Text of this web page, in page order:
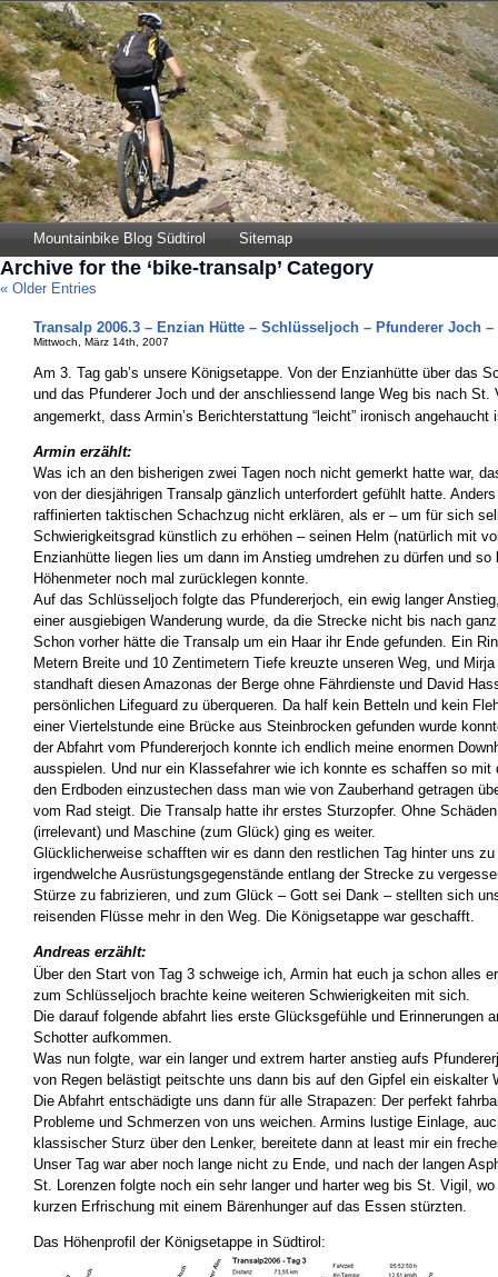
Mountainbike Blog Südtirol Sitemap
Archive for the ‘bike-transalp’ Category
« Older Entries
Transalp 2006.3 – Enzian Hütte – Schlüsseljoch – Pfunderer Joch
Mittwoch, März 14th, 2007
Am 3. Tag gab’s unsere Königsetappe. Von der Enzianhütte über das
und das Pfunderer Joch und der anschliessend lange Weg bis nach St.
angemerkt, dass Armin’s Berichterstattung “leicht” ironisch angehaucht
Armin erzählt:
Was ich an den bisherigen zwei Tagen noch nicht gemerkt hatte war,
von der diesjährigen Transalp gänzlich unterfordert gefühlt hatte.
raffinierten taktischen Schachzug nicht erklären, als er – um für sich
Schwierigkeitsgrad künstlich zu erhöhen – seinen Helm (natürlich mit
Enzianhütte liegen lies um dann im Anstieg umdrehen zu dürfen und so
Höhenmeter noch mal zurücklegen konnte.
Auf das Schlüsseljoch folgte das Pfundererjoch, ein ewig langer
einer ausgiebigen Wanderung wurde, da die Strecke nicht bis nach
Schon vorher hätte die Transalp um ein Haar ihr Ende gefunden. Ein
Metern Breite und 10 Zentimetern Tiefe kreuzte unseren Weg, und
standhaft diesen Amazonas der Berge ohne Fährdienste und David
persönlichen Lifeguard zu überqueren. Da half kein Betteln und kein
einer Viertelstunde eine Brücke aus Steinbrocken gefunden wurde
der Abfahrt vom Pfundererjoch konnte ich endlich meine enormen
ausspielen. Und nur ein Klassefahrer wie ich konnte es schaffen so mit
den Erdboden einzustechen dass man wie von Zauberhand getragen
vom Rad steigt. Die Transalp hatte ihr erstes Sturzopfer. Ohne
(irrelevant) und Maschine (zum Glück) ging es weiter.
Glücklicherweise schafften wir es dann den restlichen Tag hinter uns
irgendwelche Ausrüstungsgegenstände entlang der Strecke zu
Stürze zu fabrizieren, und zum Glück – Gott sei Dank – stellten sich
reisenden Flüsse mehr in den Weg. Die Königsetappe war geschafft.
Andreas erzählt:
Über den Start von Tag 3 schweige ich, Armin hat euch ja schon alles
zum Schlüsseljoch brachte keine weiteren Schwierigkeiten mit sich.
Die darauf folgende abfahrt lies erste Glücksgefühle und Erinnerungen
Schotter aufkommen.
Was nun folgte, war ein langer und extrem harter anstieg aufs
von Regen belästigt peitschte uns dann bis auf den Gipfel ein eiskalter
Die Abfahrt entschädigte uns dann für alle Strapazen: Der perfekt
Probleme und Schmerzen von uns weichen. Armins lustige Einlage,
klassischer Sturz über den Lenker, bereitete dann at least mir ein
Unser Tag war aber noch lange nicht zu Ende, und nach der langen
St. Lorenzen folgte noch ein sehr langer und harter weg bis St. Vigil,
kurzen Erfrischung mit einem Bärenhunger auf das Essen stürzten.
Das Höhenprofil der Königsetappe in Südtirol: